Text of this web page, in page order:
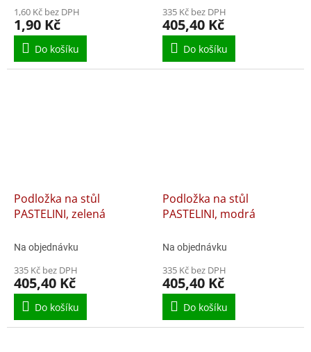
1,60 Kč bez DPH
1,90 Kč
Do košíku
335 Kč bez DPH
405,40 Kč
Do košíku
Podložka na stůl
PASTELINI, zelená
Na objednávku
335 Kč bez DPH
405,40 Kč
Do košíku
Podložka na stůl
PASTELINI, modrá
Na objednávku
335 Kč bez DPH
405,40 Kč
Do košíku